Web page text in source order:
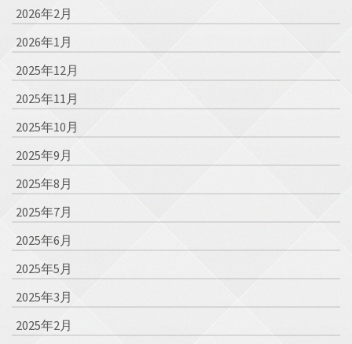
2026年2月
2026年1月
2025年12月
2025年11月
2025年10月
2025年9月
2025年8月
2025年7月
2025年6月
2025年5月
2025年3月
2025年2月